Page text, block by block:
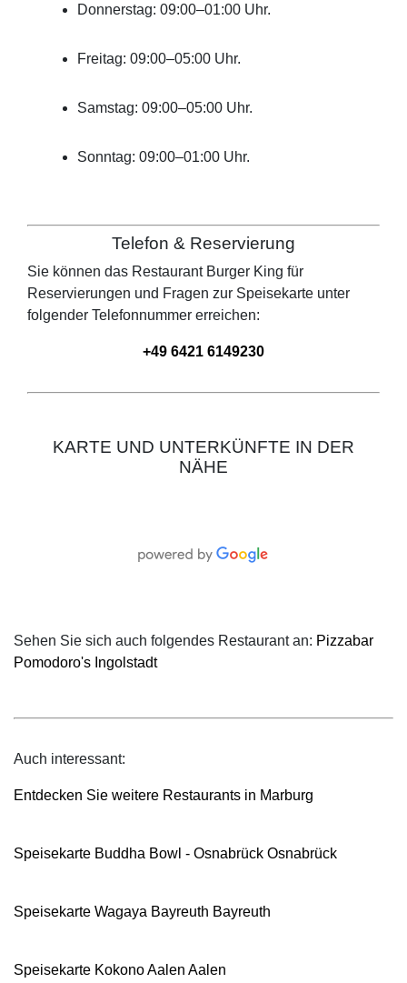
Donnerstag: 09:00–01:00 Uhr.
Freitag: 09:00–05:00 Uhr.
Samstag: 09:00–05:00 Uhr.
Sonntag: 09:00–01:00 Uhr.
Telefon & Reservierung
Sie können das Restaurant Burger King für
Reservierungen und Fragen zur Speisekarte unter
folgender Telefonnummer erreichen:
+49 6421 6149230
KARTE UND UNTERKÜNFTE IN DER
NÄHE
Sehen Sie sich auch folgendes Restaurant an: Pizzabar
Pomodoro's Ingolstadt
Auch interessant:
Entdecken Sie weitere Restaurants in Marburg
Speisekarte Buddha Bowl - Osnabrück Osnabrück
Speisekarte Wagaya Bayreuth Bayreuth
Speisekarte Kokono Aalen Aalen